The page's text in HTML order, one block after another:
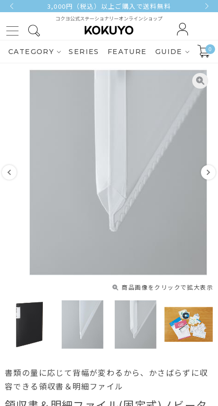
3,000円（税込）以上ご購入で送料無料
コクヨ公式ステーショナリーオンラインショップ
CATEGORY SERIES FEATURE GUIDE 0
商品画像をクリックで拡大表示
書類の量に応じて背幅が変わるから、かさばらずに収
容できる領収書＆明細ファイル